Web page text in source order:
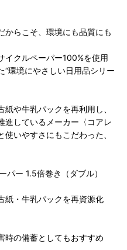
からこそ、環境にも品質にも
イクルペーパー100%を使用
“環境にやさしい日用品シリー
や牛乳パックを再利用し、
進しているメーカー〈コアレ
いやすさにもこだわった、
ー 1.5倍巻き（ダブル）
紙・牛乳パックを再資源化
時の備蓄としてもおすすめ